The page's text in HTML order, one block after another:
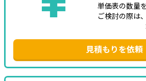
単価表の数量
ご検討の際は
見積もりを依頼